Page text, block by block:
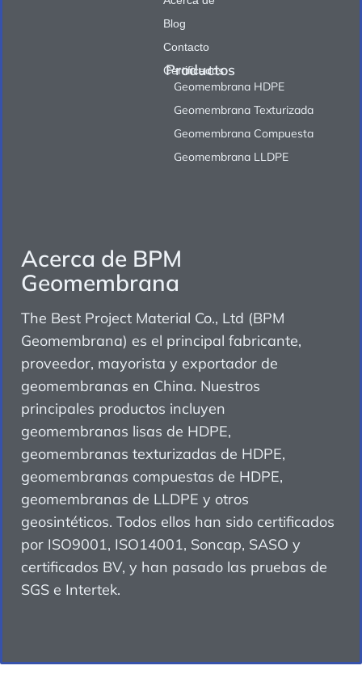
Acerca de BPM
Geomembrana
The Best Project Material Co., Ltd (BPM
Geomembrana) es el principal fabricante,
proveedor, mayorista y exportador de
geomembranas en China. Nuestros
principales productos incluyen
geomembranas lisas de HDPE,
geomembranas texturizadas de HDPE,
geomembranas compuestas de HDPE,
geomembranas de LLDPE y otros
geosintéticos. Todos ellos han sido certificados
por ISO9001, ISO14001, Soncap, SASO y
certificados BV, y han pasado las pruebas de
SGS e Intertek.
Blog
Contacto
Certificados
Productos
Geomembrana HDPE
Geomembrana Texturizada
Geomembrana Compuesta
Geomembrana LLDPE